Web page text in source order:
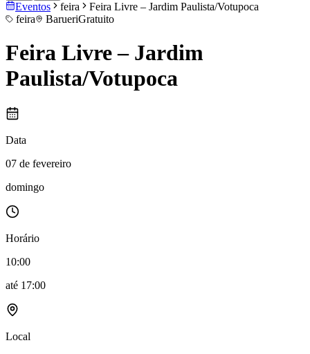
Eventos
feira
Feira Livre – Jardim Paulista/Votupoca
feira
BarueriGratuito
Feira Livre – Jardim
Paulista/Votupoca
Data
07 de fevereiro
domingo
Horário
10:00
até 17:00
Local